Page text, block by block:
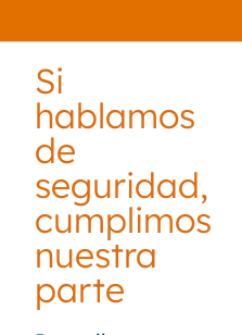
Si
hablamos
de
seguridad,
cumplimos
nuestra
parte